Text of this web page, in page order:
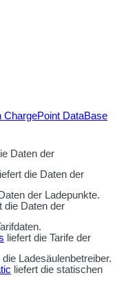
ChargePoint DataBase
Daten der
liefert die Daten der
der Ladepunkte.
die Daten der
liefert die Tarife der
die Ladesäulenbetreiber.
liefert die statischen